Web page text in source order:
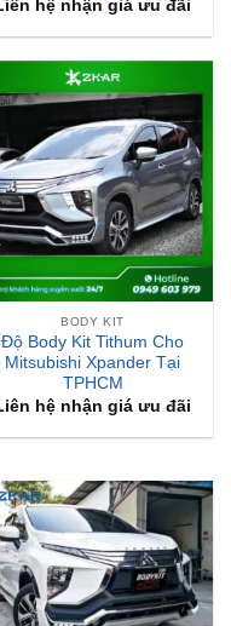
BODY KIT
Độ Body Kit Tithum Cho
Mitsubishi Xpander Tại
TPHCM
Liên hệ nhận giá ưu đãi